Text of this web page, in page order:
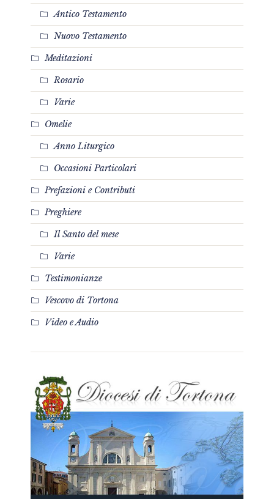
Antico Testamento
Nuovo Testamento
Meditazioni
Rosario
Varie
Omelie
Anno Liturgico
Occasioni Particolari
Prefazioni e Contributi
Preghiere
Il Santo del mese
Varie
Testimonianze
Vescovo di Tortona
Video e Audio